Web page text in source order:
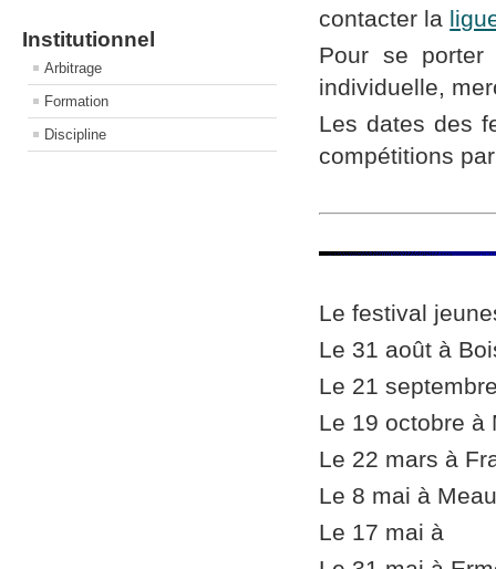
Institutionnel
Arbitrage
Formation
Discipline
contacter la
Pour se
individuelle, m
Les dates des
compétitions
Le festival
Le 31 août à
Le 21
Le 19 octobre à
Le 22 mars à
Le 8 mai à
Le 17 mai à